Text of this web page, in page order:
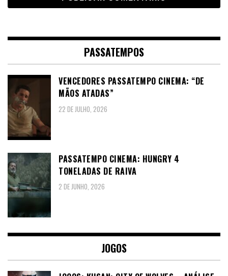
PASSATEMPOS
VENCEDORES PASSATEMPO CINEMA: “DE
MÃOS ATADAS”
22 DE JULHO, 2026
PASSATEMPO CINEMA: HUNGRY 4
TONELADAS DE RAIVA
2 DE JUNHO, 2026
JOGOS